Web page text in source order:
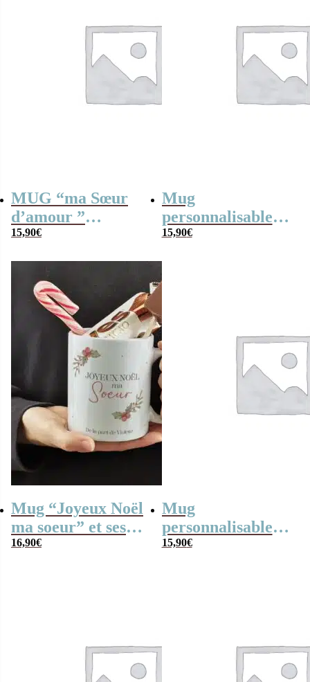
MUG “ma Sœur
d’amour ”
bonbons rétro 70 –
15,90€
Mug
personnalisable
“Je suis une soeur
15,90€
Mug “Joyeux Noël
ma soeur” et ses
confiseries rétro –
16,90€
Mug
personnalisable
“Je suis une soeur
15,90€